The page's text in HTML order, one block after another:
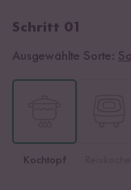
Schritt 01
Ausgewählte Sorte:
Kochtopf